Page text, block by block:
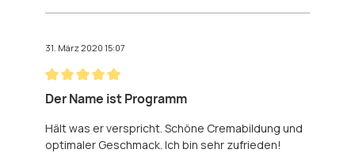
31. März 2020 15:07
Bewertung mit 5 von 5 Sternen
Der Name ist Programm
Hält was er verspricht. Schöne Cremabildung und
optimaler Geschmack. Ich bin sehr zufrieden!